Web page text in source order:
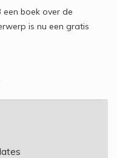
een boek over de
is nu een gratis